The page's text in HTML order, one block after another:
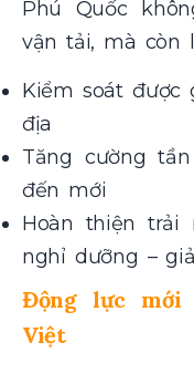
Phú Quốc
vận tải, mà còn
Kiểm soát
địa
Tăng cường
đến mới
Hoàn thiện trải
nghỉ dưỡng –
Động lực mới
Việt